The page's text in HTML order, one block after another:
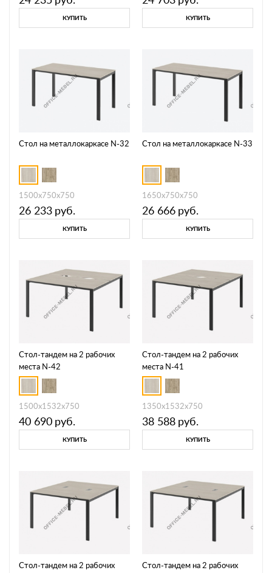
КУПИТЬ КУПИТЬ
Стол на металлокаркасе N-32
1500х750х750
26 233 руб.
КУПИТЬ
Стол на металлокаркасе N-33
1650х750х750
26 666 руб.
КУПИТЬ
Стол-тандем на 2 рабочих
места N-42
1500х1532х750
40 690 руб.
КУПИТЬ
Стол-тандем на 2 рабочих
места N-41
1350х1532х750
38 588 руб.
КУПИТЬ
Стол-тандем на 2 рабочих
Стол-тандем на 2 рабочих